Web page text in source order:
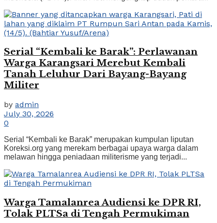
Serial “Kembali ke Barak”: Perlawanan
Warga Karangsari Merebut Kembali
Tanah Leluhur Dari Bayang-Bayang
Militer
by admin
July 30, 2026
0
Serial “Kembali ke Barak” merupakan kumpulan liputan
Koreksi.org yang merekam berbagai upaya warga dalam
melawan hingga peniadaan militerisme yang terjadi...
Warga Tamalanrea Audiensi ke DPR RI,
Tolak PLTSa di Tengah Permukiman